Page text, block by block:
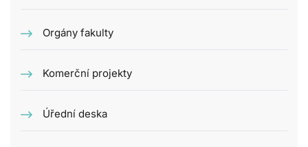
Orgány fakulty
Komerční projekty
Úřední deska